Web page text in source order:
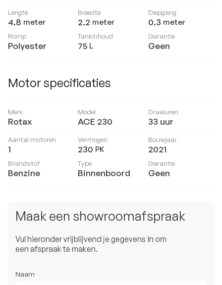
Lengte
4.8 meter
Breedte
2.2 meter
Diepgang
0.3 meter
Romp
Polyester
Tankinhoud
75 L
Garantie
Geen
Motor specificaties
Merk
Rotax
Model
ACE 230
Draaiuren
33 uur
Aantal motoren
1
Vermogen
230 PK
Bouwjaar
2021
Brandstof
Benzine
Type
Binnenboord
Garantie
Geen
Maak een showroomafspraak
Vul hieronder vrijblijvend je gegevens in om
een afspraak te maken.
Naam